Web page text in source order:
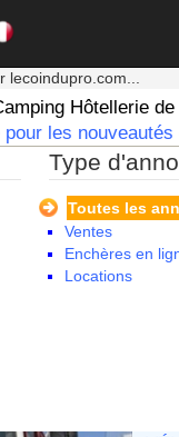
Hôtellerie
les
Type
Toutes les
Ventes
Enchères en
Locations